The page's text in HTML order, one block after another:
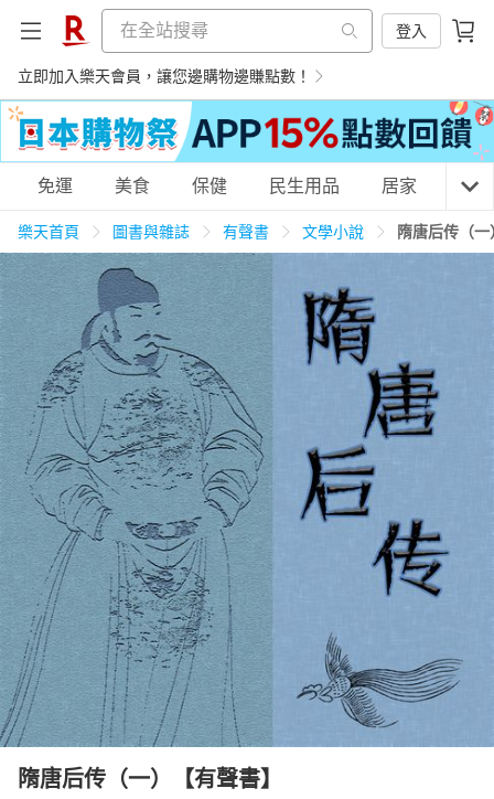
登入
立即加入樂天會員，讓您邊購物邊賺點數！
購物網分類
天天免運 美食蛋糕 養生保健
居家生活 3C家電 親子玩具
女裝 男裝 化妝保養
日本購物 電子/紙本書
HOT
免運 美食 保健 民生用品 居家 3C
樂天首頁 圖書與雜誌 有聲書 文學小說 隋唐后传（
隋唐后传（一）【有聲書】